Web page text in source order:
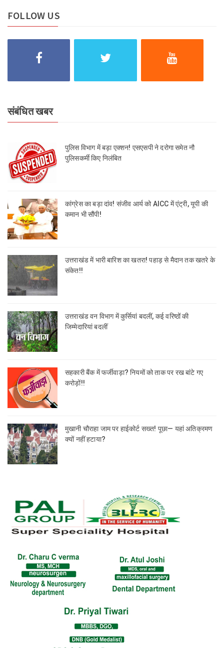
FOLLOW US
संबंधित खबर
पुलिस विभाग में बड़ा एक्शन! एसएसपी ने दरोगा समेत नौ
पुलिसकर्मी किए निलंबित
कांग्रेस का बड़ा दांव! संजीव आर्य को AICC में एंट्री, यूपी की
कमान भी सौंपी!
उत्तराखंड में भारी बारिश का खतरा! पहाड़ से मैदान तक खतरे के
संकेत!!
उत्तराखंड वन विभाग में कुर्सियां बदलीं, कई वरिष्ठों की
जिम्मेदारियां बदलीं
सहकारी बैंक में फर्जीवाड़ा? नियमों को ताक पर रख बांटे गए
करोड़ों!!
मुखानी चौराहा जाम पर हाईकोर्ट सख्त! पूछा— यहां अतिक्रमण
क्यों नहीं हटाया?